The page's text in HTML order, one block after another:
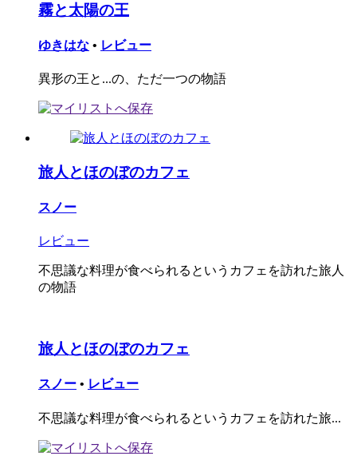
霧と太陽の王
ゆきはな • レビュー
異形の王と...の、ただ一つの物語
旅人とほのぼのカフェ
スノー
レビュー
不思議な料理が食べられるというカフェを訪れた旅人
の物語
旅人とほのぼのカフェ
スノー • レビュー
不思議な料理が食べられるというカフェを訪れた旅...